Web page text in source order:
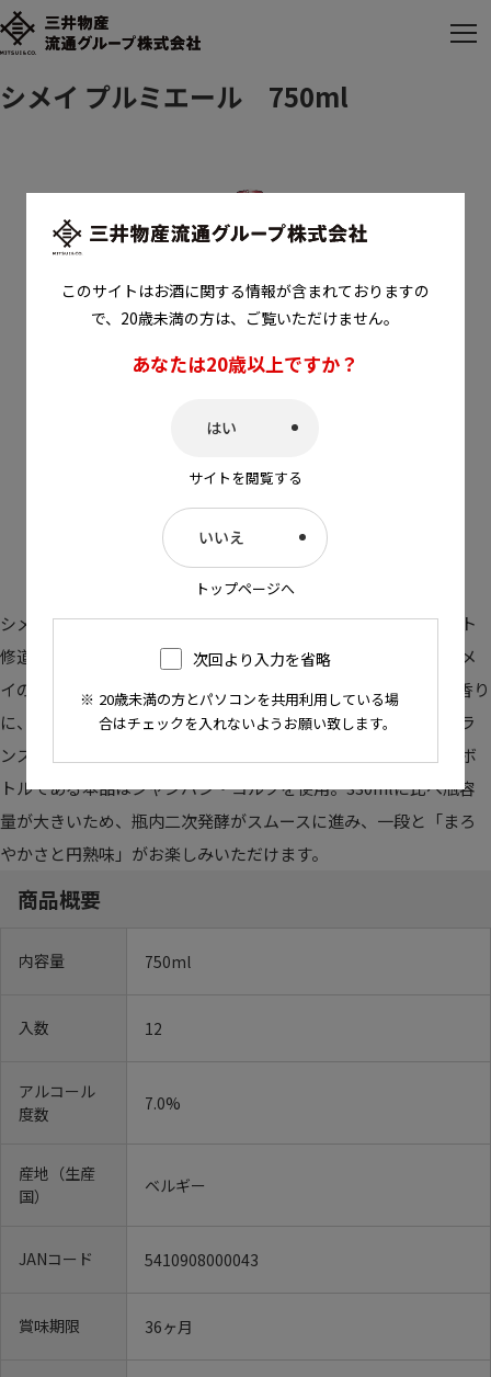
メ
開
シメイ プルミエール 750ml
シメイプルミエールは、シメイレッドの大瓶タイプ。トラピスト
修道僧によって1862年に醸造されたシメイ最初のビールで、シメ
イの元祖と言われています。レーズンやカシスなどを思わせる香り
に、香ばしいカラメルのような味わいがあり、苦味と甘味のバラ
ンスがとれたコク深いまろやかな味が特徴です。 750mlの大瓶ボ
トルである本品はシャンパン・コルクを使用。330mlに比べ瓶容
量が大きいため、瓶内二次発酵がスムースに進み、一段と「まろ
やかさと円熟味」がお楽しみいただけます。
商品概要
内容量 750ml
入数 12
アルコール
度数
7.0%
産地（生産
国）
ベルギー
JANコード 5410908000043
賞味期限 36ヶ月
このサイトはお酒に関する情報が含まれておりますの
で、20歳未満の方は、ご覧いただけません。
あなたは20歳以上ですか？
はい
サイトを閲覧する
いいえ
トップページへ
次回より入力を省略
20歳未満の方とパソコンを共用利用している場
合はチェックを入れないようお願い致します。